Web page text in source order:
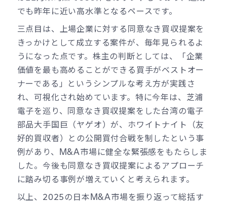
でも昨年に近い高水準となるペースです。
三点目は、上場企業に対する同意なき買収提案を
きっかけとして成立する案件が、毎年見られるよ
うになった点です。株主の判断としては、「企業
価値を最も高めることができる買手がベストオー
ナーである」というシンプルな考え方が実践さ
れ、可視化され始めています。特に今年は、芝浦
電子を巡り、同意なき買収提案をした台湾の電子
部品大手国巨（ヤゲオ）が、ホワイトナイト（友
好的買収者）との公開買付合戦を制したという事
例があり、M&A市場に健全な緊張感をもたらしま
した。今後も同意なき買収提案によるアプローチ
に踏み切る事例が増えていくと考えられます。
以上、2025の日本M&A市場を振り返って総括す